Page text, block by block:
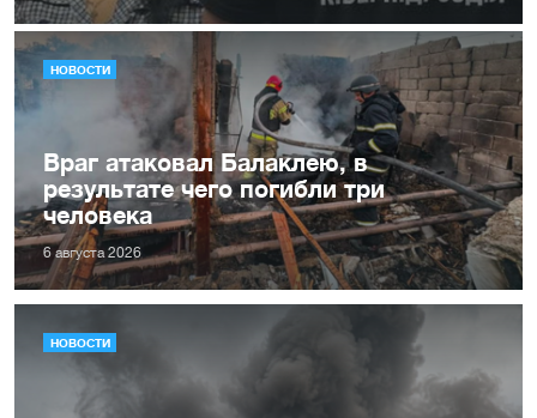
НОВОСТИ
Враг атаковал Балаклею, в
результате чего погибли три
человека
6 августа 2026
НОВОСТИ